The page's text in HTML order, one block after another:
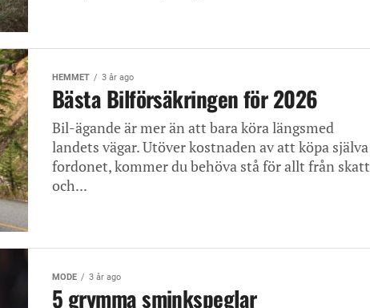
HEMMET 3 år ago
Bästa Bilförsäkringen för 2026
Bil-ägande är mer än att bara köra längsmed
landets vägar. Utöver kostnaden av att köpa själva
fordonet, kommer du behöva stå för allt från skatt
och...
MODE 3 år ago
5 grymma sminkspeglar